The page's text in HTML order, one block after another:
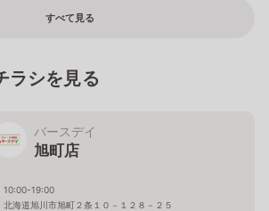
すべて見る
ラシを見る
バースデイ
旭町店
10:00-19:00
北海道旭川市旭町２条１０－１２８－２５